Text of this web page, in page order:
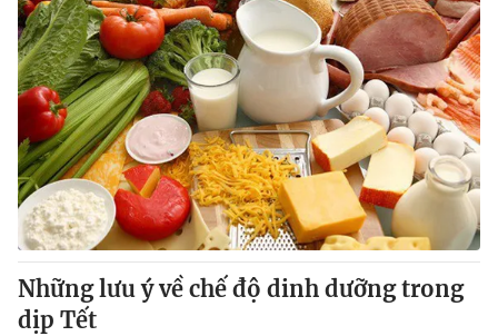
Y tế
Thế giới
Tin tức
Thế giới đó đây
Câu chuyện quốc tế
Kinh tế
Tài chính
Thị trường
Góc doanh nghiệp
Dữ liệu và đời sống
Truyền hình
Những lưu ý về chế độ dinh dưỡng trong
dịp Tết